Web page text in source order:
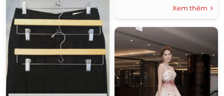
Xem thêm